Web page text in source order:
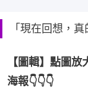
「現在回想，
【圖輯】點圖
海報👇👇👇